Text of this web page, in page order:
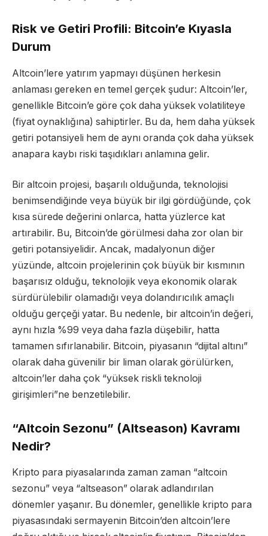
Risk ve Getiri Profili: Bitcoin’e Kıyasla
Durum
Altcoin’lere yatırım yapmayı düşünen herkesin
anlaması gereken en temel gerçek şudur: Altcoin’ler,
genellikle Bitcoin’e göre çok daha yüksek volatiliteye
(fiyat oynaklığına) sahiptirler. Bu da, hem daha yüksek
getiri potansiyeli hem de aynı oranda çok daha yüksek
anapara kaybı riski taşıdıkları anlamına gelir.
Bir altcoin projesi, başarılı olduğunda, teknolojisi
benimsendiğinde veya büyük bir ilgi gördüğünde, çok
kısa sürede değerini onlarca, hatta yüzlerce kat
artırabilir. Bu, Bitcoin’de görülmesi daha zor olan bir
getiri potansiyelidir. Ancak, madalyonun diğer
yüzünde, altcoin projelerinin çok büyük bir kısmının
başarısız olduğu, teknolojik veya ekonomik olarak
sürdürülebilir olamadığı veya dolandırıcılık amaçlı
olduğu gerçeği yatar. Bu nedenle, bir altcoin’in değeri,
aynı hızla %99 veya daha fazla düşebilir, hatta
tamamen sıfırlanabilir. Bitcoin, piyasanın “dijital altını”
olarak daha güvenilir bir liman olarak görülürken,
altcoin’ler daha çok “yüksek riskli teknoloji
girişimleri”ne benzetilebilir.
“Altcoin Sezonu” (Altseason) Kavramı
Nedir?
Kripto para piyasalarında zaman zaman “altcoin
sezonu” veya “altseason” olarak adlandırılan
dönemler yaşanır. Bu dönemler, genellikle kripto para
piyasasındaki sermayenin Bitcoin’den altcoin’lere